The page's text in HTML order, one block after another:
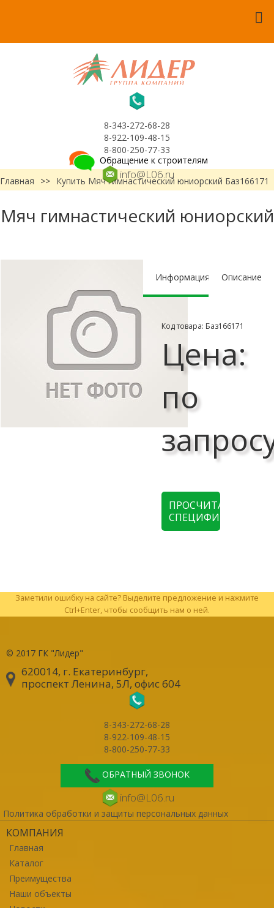
8-343-272-68-28
8-922-109-48-15
8-800-250-77-33
info@L06.ru
Обращение к строителям
Главная
>> Купить Мяч гимнастический юниорский Баз166171
Мяч гимнастический юниорский
Информация Описание
Код товара: Баз166171
Цена:
по
ПРОСЧИТАТЬ
СПЕЦИФИКАЦИЮ
Заметили ошибку на сайте? Выделите предложение и нажмите
Ctrl+Enter, чтобы сообщить нам о ней.
© 2017 ГК "Лидер"
620014, г. Екатеринбург,
проспект Ленина, 5Л, офис 604
8-343-272-68-28
8-922-109-48-15
8-800-250-77-33
ОБРАТНЫЙ ЗВОНОК
info@L06.ru
Политика обработки и защиты персональных данных
КОМПАНИЯ
Главная
Каталог
Преимущества
Наши объекты